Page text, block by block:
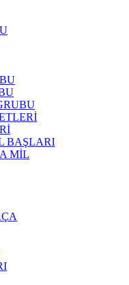
BAŞLARI
MİL